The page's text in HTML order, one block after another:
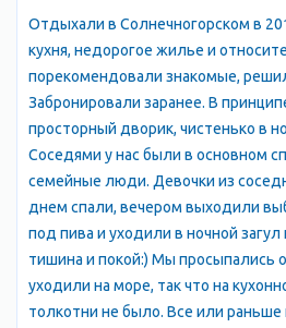
вечерней Ялте; Ласточкино Гнездо
Крыму - "Джур-Джур", здесь даже в
можно окунуться в прохладу реки.
полюбуетесь сказочным
Привидений, а на современном
путешествие по горному Крыму.
можем заказать для Вас
экскурсионные маршруты
торговых павильонах и бутиках
курортного назначения и сувениры,
Отдыхали в Солнечногорском в
кухня, недорогое жилье и
порекомендовали знакомые,
Забронировали заранее. В
просторный дворик, чистенько в
Соседями у нас были в основном
семейные люди. Девочки из
днем спали, вечером выходили
под пива и уходили в ночной
тишина и покой:) Мы просыпались
уходили на море, так что на
толкотни не было. Все или раньше